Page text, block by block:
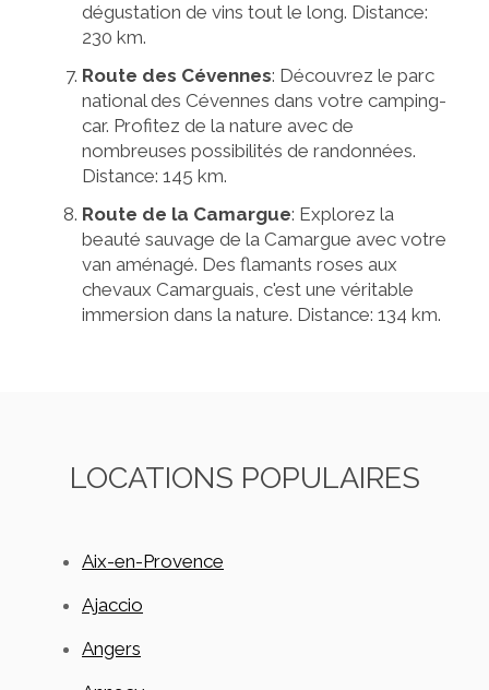
dégustation de vins tout le long. Distance:
230 km.
Route des Cévennes: Découvrez le parc
national des Cévennes dans votre camping-
car. Profitez de la nature avec de
nombreuses possibilités de randonnées.
Distance: 145 km.
Route de la Camargue: Explorez la
beauté sauvage de la Camargue avec votre
van aménagé. Des flamants roses aux
chevaux Camarguais, c'est une véritable
immersion dans la nature. Distance: 134 km.
LOCATIONS POPULAIRES
Aix-en-Provence
Ajaccio
Angers